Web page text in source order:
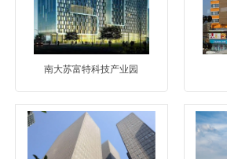
南大苏富特科技产业园